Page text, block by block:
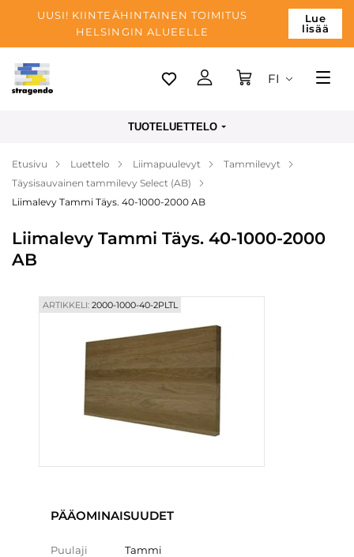
UUSI! KIINTEÄHINTAINEN TOIMITUS
HELSINGIN ALUEELLE
Lue
lisää
Tallinn
Maksu
Yrityksen
Blogi
Yhteystiedot
FI
TUOTELUETTELO
Etusivu Luettelo Liimapuulevyt
Tammilevyt
Täysisauvainen tammilevy Select (AB)
Liimalevy Tammi Täys. 40-1000-2000 AB
Liimalevy Tammi Täys. 40-1000-2000
AB
ARTIKKELI:2000-1000-40-2PLTL
PÄÄOMINAISUUDET
Puulaji Tammi